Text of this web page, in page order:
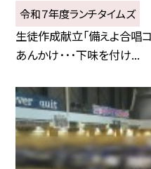
令和７年度ランチタイムズ
生徒作成献立「備えよ合唱
あんかけ･･･下味を付け...